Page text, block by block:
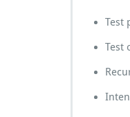
Test
Test